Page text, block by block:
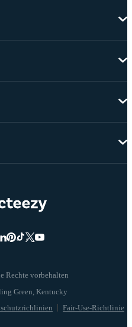
Rechte vorbehalten
Fair-Use-Richtlinie